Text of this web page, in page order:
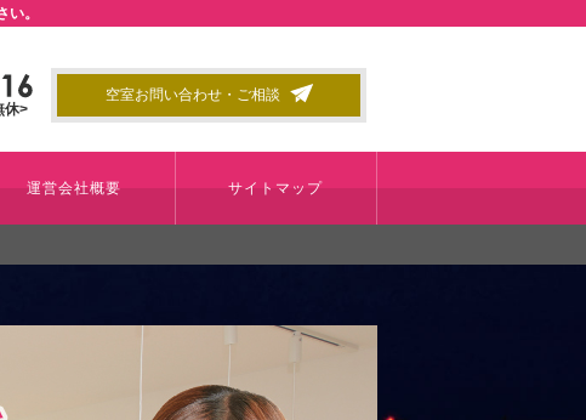
。
休>
空室お問い合わせ・ご相談
運営会社概要 サイトマップ